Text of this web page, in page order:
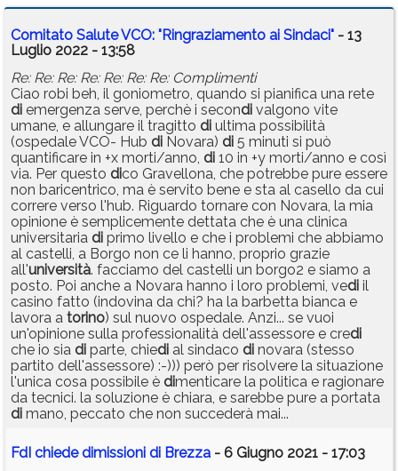
Comitato Salute VCO: "Ringraziamento ai Sindaci" - 13
Luglio 2022 - 13:58
Re: Re: Re: Re: Re: Re: Re: Complimenti
Ciao robi beh, il goniometro, quando si pianifica una rete
di emergenza serve, perchè i secondi valgono vite
umane, e allungare il tragitto di ultima possibilità
(ospedale VCO- Hub di Novara) di 5 minuti si può
quantificare in +x morti/anno, di 10 in +y morti/anno e così
via. Per questo dico Gravellona, che potrebbe pure essere
non baricentrico, ma è servito bene e sta al casello da cui
correre verso l'hub. Riguardo tornare con Novara, la mia
opinione è semplicemente dettata che è una clinica
universitaria di primo livello e che i problemi che abbiamo
al castelli, a Borgo non ce li hanno, proprio grazie
all'università. facciamo del castelli un borgo2 e siamo a
posto. Poi anche a Novara hanno i loro problemi, vedi il
casino fatto (indovina da chi? ha la barbetta bianca e
lavora a torino) sul nuovo ospedale. Anzi... se vuoi
un'opinione sulla professionalità dell'assessore e credi
che io sia di parte, chiedi al sindaco di novara (stesso
partito dell'assessore) :-))) però per risolvere la situazione
l'unica cosa possibile è dimenticare la politica e ragionare
da tecnici. la soluzione è chiara, e sarebbe pure a portata
di mano, peccato che non succederà mai...
FdI chiede dimissioni di Brezza - 6 Giugno 2021 - 17:03